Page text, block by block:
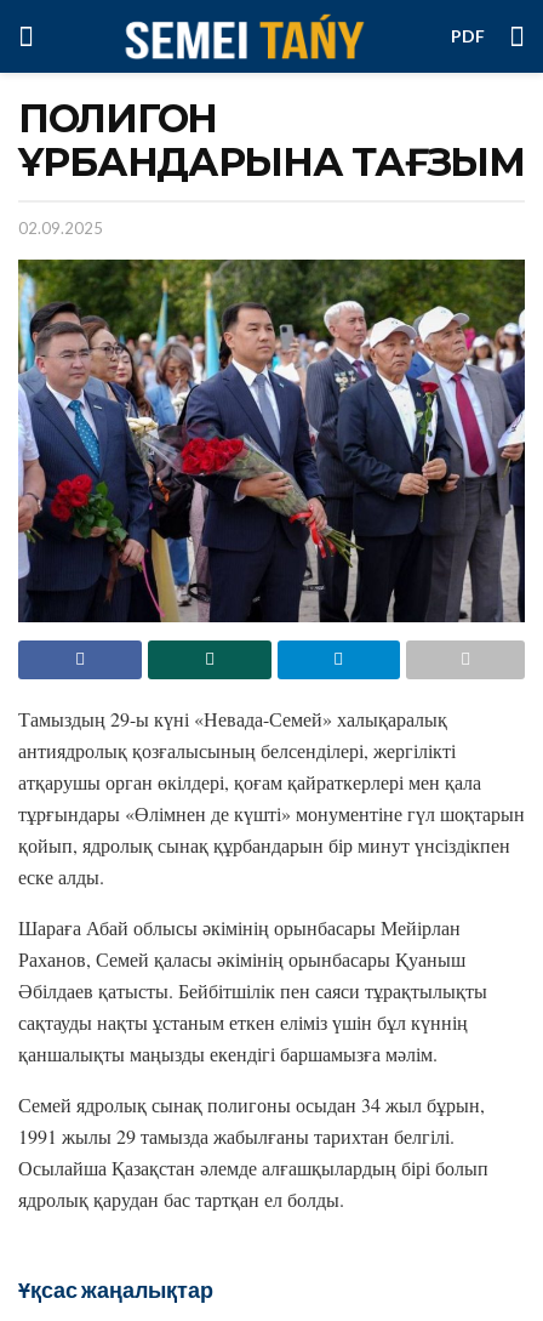
PDF
ПОЛИГОН
ҚҰРБАНДАРЫНА ТАҒЗЫМ
02.09.2025
Тамыздың 29-ы күні «Невада-Семей» халықаралық
антиядролық қозғалысының белсенділері, жергілікті
атқарушы орган өкілдері, қоғам қайраткерлері мен қала
тұрғындары «Өлімнен де күшті» монументіне гүл шоқтарын
қойып, ядролық сынақ құрбандарын бір минут үнсіздікпен
еске алды.
Шараға Абай облысы әкімінің орынбасары Мейірлан
Раханов, Семей қаласы әкімінің орынбасары Қуаныш
Әбілдаев қатысты. Бейбітшілік пен саяси тұрақтылықты
сақтауды нақты ұстаным еткен еліміз үшін бұл күннің
қаншалықты маңызды екендігі баршамызға мәлім.
Семей ядролық сынақ полигоны осыдан 34 жыл бұрын,
1991 жылы 29 тамызда жабылғаны тарихтан белгілі.
Осылайша Қазақстан әлемде алғашқылардың бірі болып
ядролық қарудан бас тартқан ел болды.
Ұқсас жаңалықтар